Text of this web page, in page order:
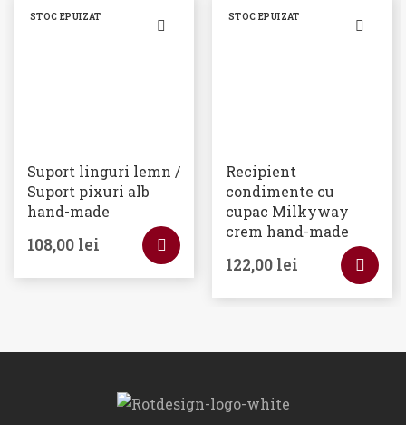
STOC EPUIZAT
Suport linguri lemn /
Suport pixuri alb
hand-made
108,00 lei
STOC EPUIZAT
Recipient
condimente cu
cupac Milkyway
crem hand-made
122,00 lei